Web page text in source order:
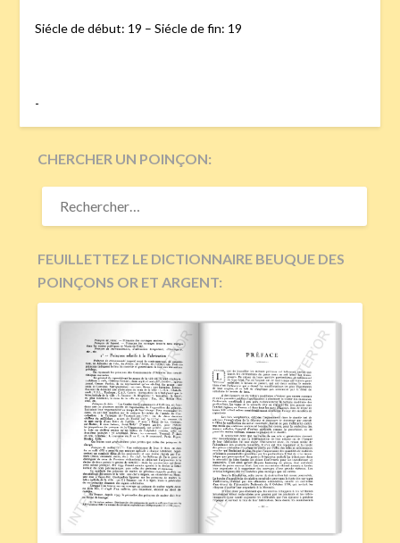
Siécle de début: 19 – Siécle de fin: 19
-
CHERCHER UN POINÇON:
RECHERCHER :
FEUILLETTEZ LE DICTIONNAIRE BEUQUE DES
POINÇONS OR ET ARGENT: